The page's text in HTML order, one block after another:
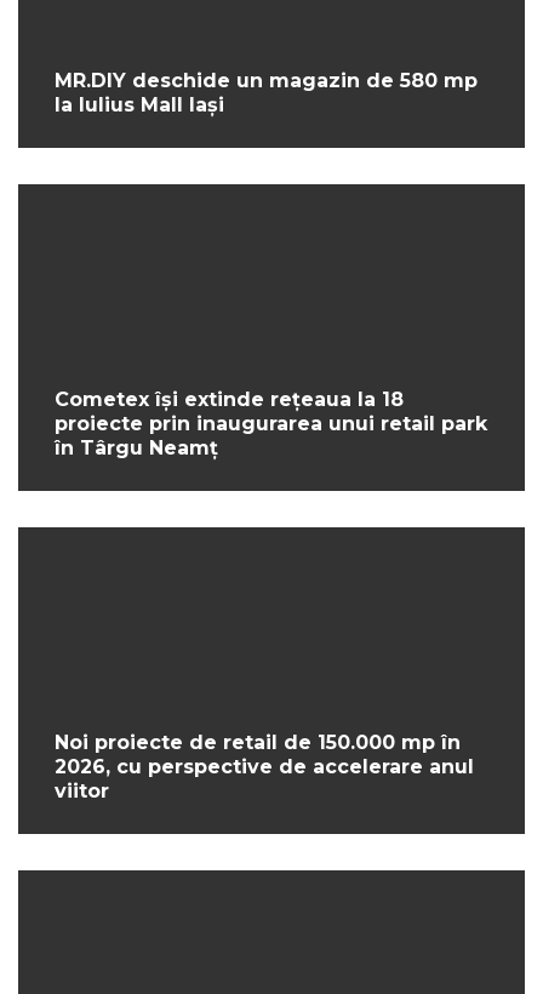
MR.DIY deschide un magazin de 580 mp
la Iulius Mall Iași
Cometex își extinde rețeaua la 18
proiecte prin inaugurarea unui retail park
în Târgu Neamț
Noi proiecte de retail de 150.000 mp în
2026, cu perspective de accelerare anul
viitor